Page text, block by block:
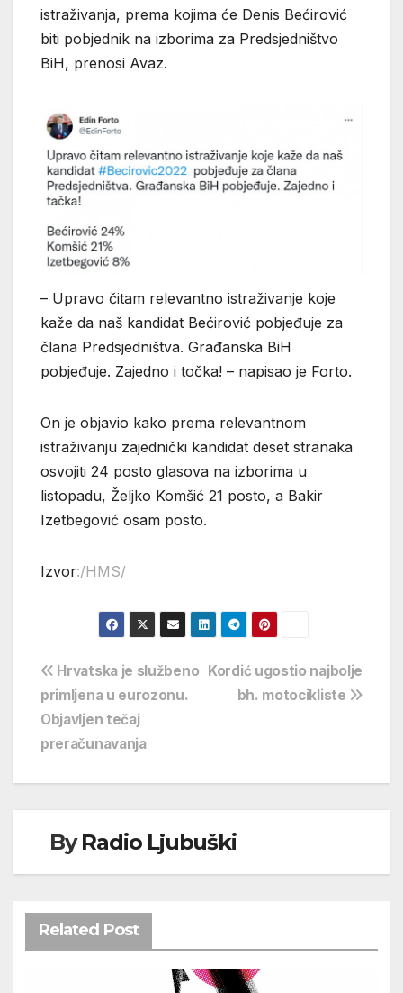
istraživanja, prema kojima će Denis Bećirović
biti pobjednik na izborima za Predsjedništvo
BiH, prenosi Avaz.
– Upravo čitam relevantno istraživanje koje
kaže da naš kandidat Bećirović pobjeđuje za
člana Predsjedništva. Građanska BiH
pobjeđuje. Zajedno i točka! – napisao je Forto.
On je objavio kako prema relevantnom
istraživanju zajednički kandidat deset stranaka
osvojiti 24 posto glasova na izborima u
listopadu, Željko Komšić 21 posto, a Bakir
Izetbegović osam posto.
Izvor:/HMS/
Navigacija
objava
Kordić ugostio najbolje
bh. motocikliste
Hrvatska je službeno
primljena u eurozonu.
Objavljen tečaj
preračunavanja
ByRadio Ljubuški
Related Post